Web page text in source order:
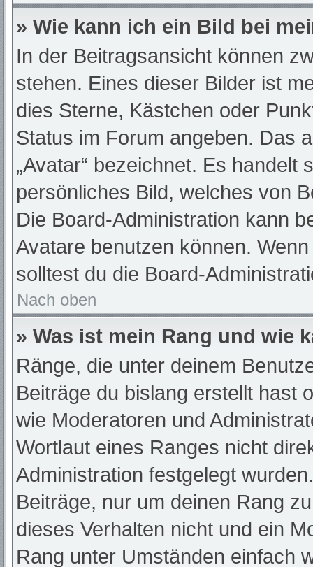
» Wie kann ich ein Bild bei
In der Beitragsansicht können
stehen. Eines dieser Bilder ist
dies Sterne, Kästchen oder
Status im Forum angeben. Das
„Avatar“ bezeichnet. Es handelt
persönliches Bild, welches von
Die Board-Administration kann
Avatare benutzen können.
solltest du die Board-
Nach oben
» Was ist mein Rang und wie
Ränge, die unter deinem
Beiträge du bislang erstellt hast
wie Moderatoren und
Wortlaut eines Ranges nicht
Administration festgelegt
Beiträge, nur um deinen Rang
dieses Verhalten nicht und ein
Rang unter Umständen einfach